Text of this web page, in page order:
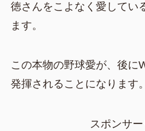
徳さんをこよなく愛してい
ます。
この本物の野球愛が、後に
発揮されることになります。
スポンサー